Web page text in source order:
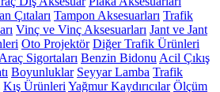
Çıtaları Tampon Aksesuarları Trafik
Vinç ve Vinç Aksesuarları Jant ve Jant
Oto Projektör Diğer Trafik Ürünleri
Araç Sigortaları Benzin Bidonu Acil Çıkış
Boyunluklar Seyyar Lamba Trafik
Kış Ürünleri Yağmur Kaydırıcılar Ölçüm